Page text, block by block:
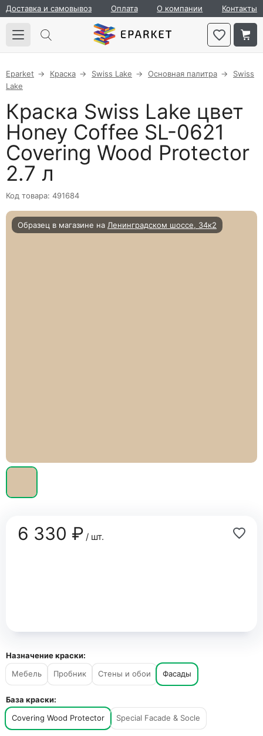
Доставка и самовывоз Оплата О компании Контакты
Eparket Краска Swiss Lake Основная палитра
Swiss
Lake
Краска Swiss Lake цвет
Honey Coffee SL-0621
Covering Wood Protector
2.7 л
Код товара: 491684
Образец в магазине на Ленинградском шоссе, 34к2
6 330 ₽/ шт.
Назначение краски:
Мебель
Пробник Стены и обои Фасады
База краски:
Covering Wood Protector
Special Facade & Socle